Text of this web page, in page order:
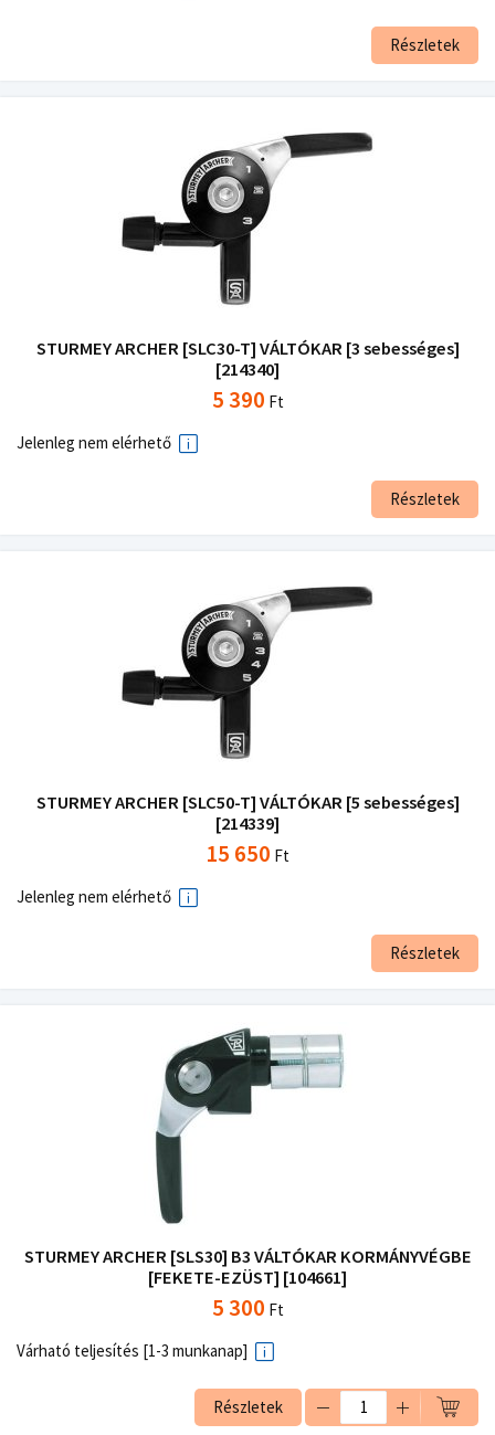
Részletek
STURMEY ARCHER [SLC30-T] VÁLTÓKAR [3 sebességes]
[214340]
5 390 Ft
Jelenleg nem elérhető
Részletek
STURMEY ARCHER [SLC50-T] VÁLTÓKAR [5 sebességes]
[214339]
15 650 Ft
Jelenleg nem elérhető
Részletek
STURMEY ARCHER [SLS30] B3 VÁLTÓKAR KORMÁNYVÉGBE
[FEKETE-EZÜST] [104661]
5 300 Ft
Várható teljesítés [1-3 munkanap]
Részletek